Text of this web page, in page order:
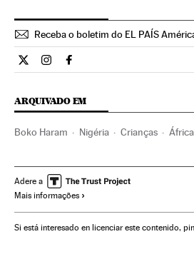
Receba o boletim do EL PAÍS
Internacional El País Brasil en
Internacional El País Brasil en
Internacional El País
ARQUIVADO EM
Boko Haram Nigéria Crianças
Infância África Grupos terroristas
Adere a
Mais informações
Si está interesado en licenciar este contenido,